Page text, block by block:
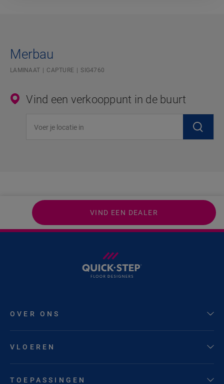
Merbau
LAMINAAT CAPTURE SIG4760
Vind een verkooppunt in de buurt
VIND EEN DEALER
OVER ONS
VLOEREN
TOEPASSINGEN